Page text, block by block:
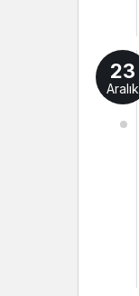
23
Aralık